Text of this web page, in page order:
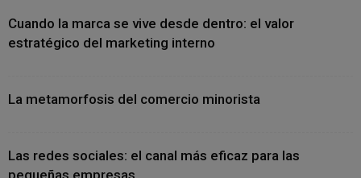
Cuando la marca se vive desde dentro: el valor
estratégico del marketing interno
La metamorfosis del comercio minorista
Las redes sociales: el canal más eficaz para las
pequeñas empresas